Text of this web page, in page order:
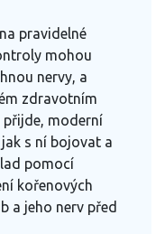
pravidelné
mohou
nervy, a
zdravotním
přijde, moderní
s ní bojovat a
pomocí
kořenových
a jeho nerv před